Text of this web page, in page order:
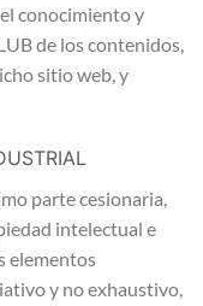
conocimiento y
de los contenidos,
sitio web, y
parte cesionaria,
intelectual e
elementos
y no exhaustivo,